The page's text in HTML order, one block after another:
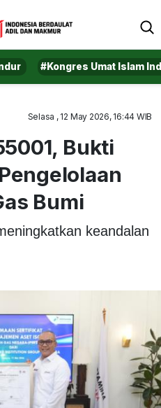
#Kongres Umat Islam
Selasa , 12 May 2026, 16:44 WIB
Bukti
Bumi
keandalan